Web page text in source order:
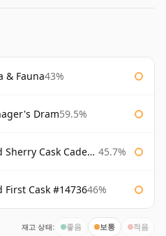
& Fauna43%
Dram59.5%
Cask Cadenhead's 45.7%
First Cask #1473646%
재고 상태: 좋음 보통 적음